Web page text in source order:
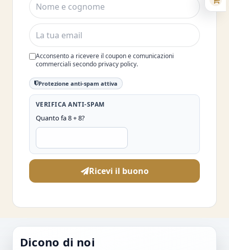
Acconsento a ricevere il coupon e comunicazioni
commerciali secondo privacy policy.
Protezione anti-spam attiva
VERIFICA ANTI-SPAM
Quanto fa 8 + 8?
Ricevi il buono
Dicono di noi